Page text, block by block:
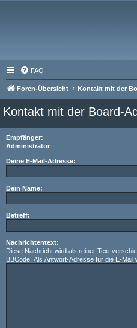
FAQ
Foren-Übersicht Kontakt mit der
Kontakt mit der Board-
Empfänger:
Administrator
Deine E-Mail-Adresse:
Dein Name:
Betreff:
Nachrichtentext:
Diese Nachricht wird als reiner Text
BBCode. Als Antwort-Adresse für die E-Mail